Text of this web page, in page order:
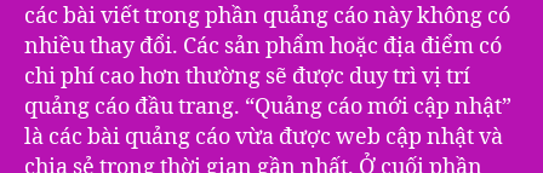
các bài viết trong phần quảng cáo này không có
nhiều thay đổi. Các sản phẩm hoặc địa điểm có
chi phí cao hơn thường sẽ được duy trì vị trí
quảng cáo đầu trang. “Quảng cáo mới cập nhật”
là các bài quảng cáo vừa được web cập nhật và